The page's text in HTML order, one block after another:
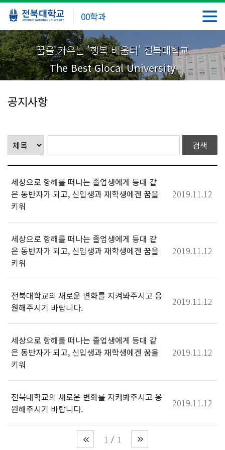
00학과
꿈을 키우는 '행복 배움터' 전북대학교
The Best Glocal University
공지사항
세상으로 항해를 떠나는 졸업생에게 등대 같
은 동반자가 되고, 신입생과 재학생에겐 꿈을
키워
2019.11.12
세상으로 항해를 떠나는 졸업생에게 등대 같
은 동반자가 되고, 신입생과 재학생에겐 꿈을
키워
2019.11.12
전북대학교의 새로운 변화를 지켜봐주시고 응
원해주시기 바랍니다.
2019.11.12
세상으로 항해를 떠나는 졸업생에게 등대 같
은 동반자가 되고, 신입생과 재학생에겐 꿈을
키워
2019.11.12
전북대학교의 새로운 변화를 지켜봐주시고 응
원해주시기 바랍니다.
2019.11.12
1 1